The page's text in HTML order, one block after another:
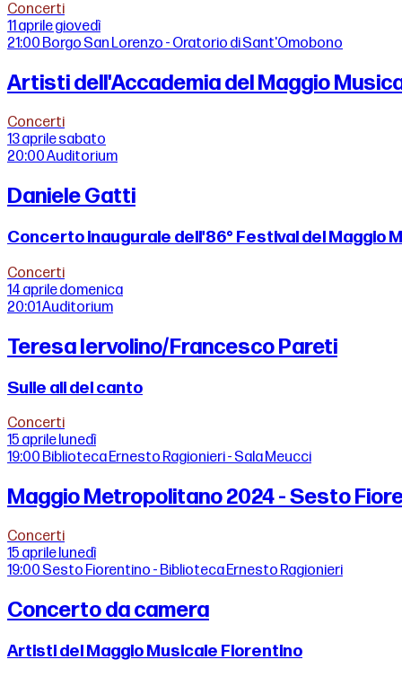
Concerti
11 aprilegiovedì
21:00 Borgo San Lorenzo - Oratorio di Sant'Omobono
Artisti dell'Accademia del Maggio
Concerti
13 aprilesabato
20:00Auditorium
Daniele Gatti
Concerto inaugurale dell'86° Festival del Maggio
Concerti
14 apriledomenica
20:01 Auditorium
Teresa Iervolino/Francesco Pareti
Sulle ali del canto
Concerti
15 aprilelunedì
19:00 Biblioteca Ernesto Ragionieri - Sala Meucci
Maggio Metropolitano 2024 - Sesto
Concerti
15 aprilelunedì
19:00 Sesto Fiorentino - Biblioteca Ernesto Ragionieri
Concerto da camera
Artisti del Maggio Musicale Fiorentino